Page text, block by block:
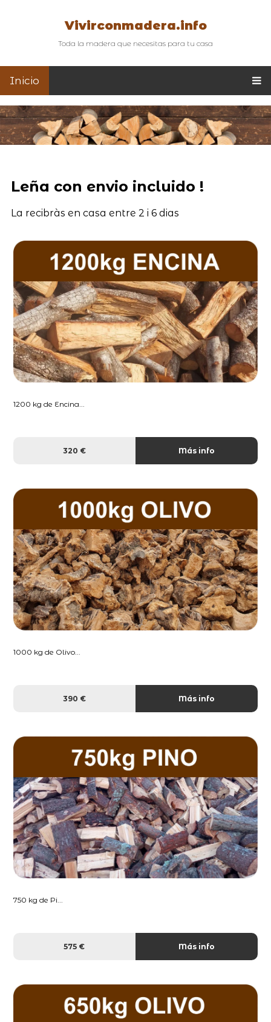
Vivirconmadera.info
Toda la madera que necesitas para tu casa
Inicio
Leña con envio incluido !
La recibràs en casa entre 2 i 6 dias
1200 kg de Encina...
320 € Más info
1000 kg de Olivo...
390 € Más info
750 kg de Pi...
575 € Más info